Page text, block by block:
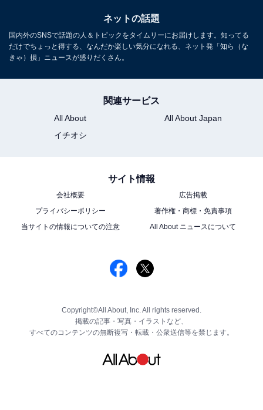
ネットの話題
国内外のSNSで話題の人＆トピックをタイムリーにお届けします。知ってる
だけでちょっと得する、なんだか楽しい気分になれる、ネット発「知ら（な
きゃ）損」ニュースが盛りだくさん。
関連サービス
All About
All About Japan
イチオシ
サイト情報
会社概要
広告掲載
プライバシーポリシー
著作権・商標・免責事項
当サイトの情報についての注意
All About ニュースについて
Copyright©All About, Inc. All rights reserved.
掲載の記事・写真・イラストなど、
すべてのコンテンツの無断複写・転載・公衆送信等を禁じます。